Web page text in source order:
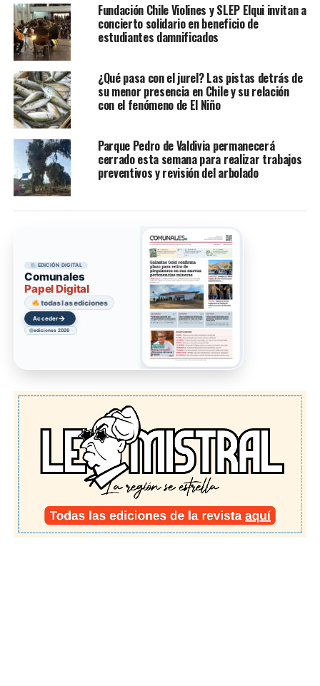
Fundación Chile Violines y SLEP Elqui invitan a
concierto solidario en beneficio de
estudiantes damnificados
¿Qué pasa con el jurel? Las pistas detrás de
su menor presencia en Chile y su relación
con el fenómeno de El Niño
Parque Pedro de Valdivia permanecerá
cerrado esta semana para realizar trabajos
preventivos y revisión del arbolado
EDICIÓN DIGITAL
Comunales
Papel Digital
todas las ediciones
Acceder→
ediciones 2026